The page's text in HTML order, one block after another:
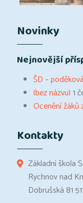
Novinky
Nejnovější
ŠD –
(bez názvu)1
Ocenění žáků
Kontakty
Základní škola
Rychnov nad
Dobrušská 81